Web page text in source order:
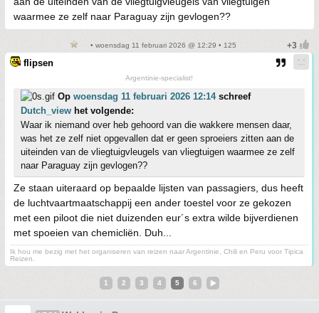
waarmee ze zelf naar Paraguay zijn gevlogen??
• woensdag 11 februari 2026 @ 12:29 • 125
flipsen
Argentinie-specialist!
Op woensdag 11 februari 2026 12:14schreef
Dutch_view het volgende:
Waar ik niemand over heb gehoord van die wakkere mensen daar,
was het ze zelf niet opgevallen dat er geen sproeiers zitten aan de
uiteinden van de vliegtuigvleugels van vliegtuigen waarmee ze zelf
naar Paraguay zijn gevlogen??
Ze staan uiteraard op bepaalde lijsten van passagiers, dus heeft
de luchtvaartmaatschappij een ander toestel voor ze gekozen
met een piloot die niet duizenden eur´s extra wilde bijverdienen
met spoeien van chemicliën. Duh...
Ik hou me bezig met het organiseren van reizen naar Argentinie, Chili en Peru voor Tipica
Reizen.
1 2 3 4 5 6